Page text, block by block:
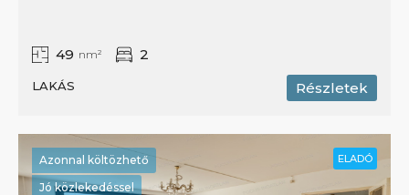
49 nm² 2
LAKÁS Részletek
ELADÓ
Azonnal költözhető
Jó közlekedéssel